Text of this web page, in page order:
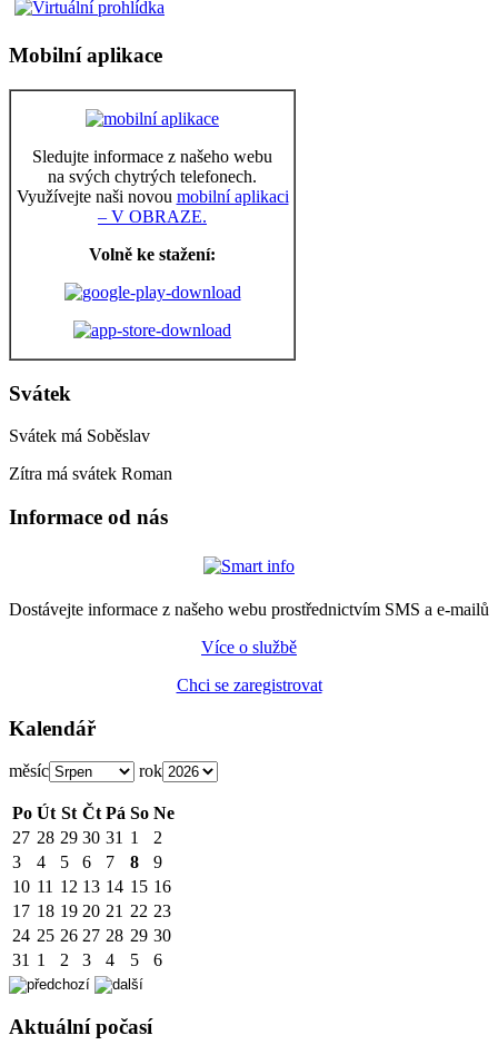
Mobilní aplikace
Sledujte informace z našeho webu
na svých chytrých telefonech.
Využívejte naši novou mobilní aplikaci
– V OBRAZE.
Volně ke stažení:
Svátek
Svátek má Soběslav
Zítra má svátek Roman
Informace od nás
Dostávejte informace z našeho webu prostřednictvím SMS a e-mailů
Více o službě
Chci se zaregistrovat
Kalendář
měsíc rok
Po Út St Čt Pá So Ne
27 28 29 30 31 1
2
3
4 5 6 7 8
9
10 11 12 13 14 15 16
17 18 19 20 21 22 23
24 25 26 27 28 29 30
31 1 2 3 4 5 6
Aktuální počasí